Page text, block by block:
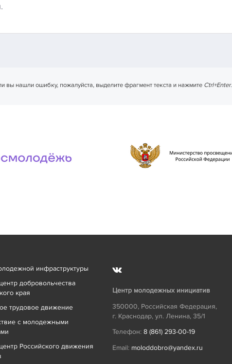
вы нашли ошибку, пожалуйста, выделите фрагмент текста и нажмите Ctrl+Enter.
инфраструктуры
добровольчества
края
трудовое движение
с молодежными
Российского движения
Центр молодежных инициатив
350000, Российская Федерация,
г. Краснодар, ул. Ленина, 35/1
Телефон: 8 (861) 293-00-19
Email: moloddobro@yandex.ru